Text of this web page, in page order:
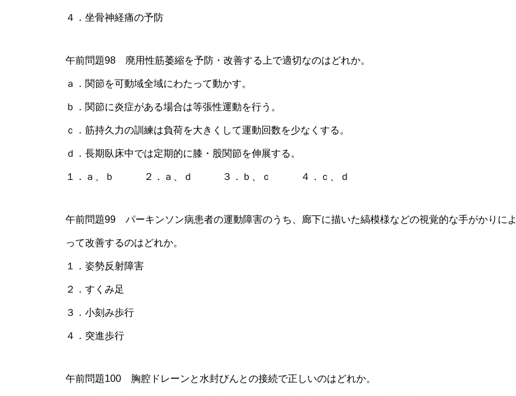
４．坐骨神経痛の予防
午前問題98 廃用性筋萎縮を予防・改善する上で適切なのはどれか。
ａ．関節を可動域全域にわたって動かす。
ｂ．関節に炎症がある場合は等張性運動を行う。
ｃ．筋持久力の訓練は負荷を大きくして運動回数を少なくする。
ｄ．長期臥床中では定期的に膝・股関節を伸展する。
１．ａ、ｂ ２．ａ、ｄ ３．ｂ、ｃ ４．ｃ、ｄ
午前問題99 パーキンソン病患者の運動障害のうち、廊下に描いた縞模様などの視覚的な手がかりによ
って改善するのはどれか。
１．姿勢反射障害
２．すくみ足
３．小刻み歩行
４．突進歩行
午前問題100 胸腔ドレーンと水封びんとの接続で正しいのはどれか。